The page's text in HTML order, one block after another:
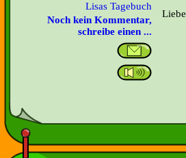
Lisas Tagebuch
Noch kein Kommentar,
schreibe einen ...